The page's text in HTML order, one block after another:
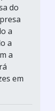
do
a
a
a
em